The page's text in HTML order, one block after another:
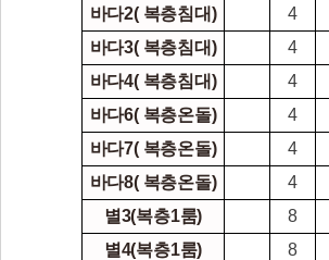
바다2( 복층침대)
4
바다3( 복층침대)
4
바다4( 복층침대)
4
바다6( 복층온돌)
4
바다7( 복층온돌)
4
바다8( 복층온돌)
4
별3(복층1룸)
8
별4(복층1룸)
8